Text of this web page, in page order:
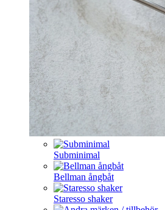
Subminimal
Bellman ångbåt
Staresso shaker